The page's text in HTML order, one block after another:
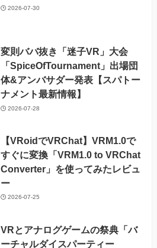
2026-07-30
変則ババ抜き「迷子VR」大会
「SpiceOfTournament」出場団
体&アンバサダー発表【スパトー
ナメント最新情報】
2026-07-28
【VRoidでVRChat】VRM1.0で
すぐに変換「VRM1.0 to VRChat
Converter」を使ってみたレビュ
ー
2026-07-25
VRとアナログゲームの祭典「バ
ーチャルダイスパーティー